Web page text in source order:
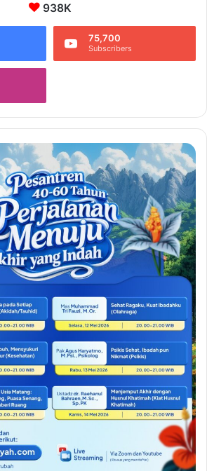
938K
75,700
Subscribers